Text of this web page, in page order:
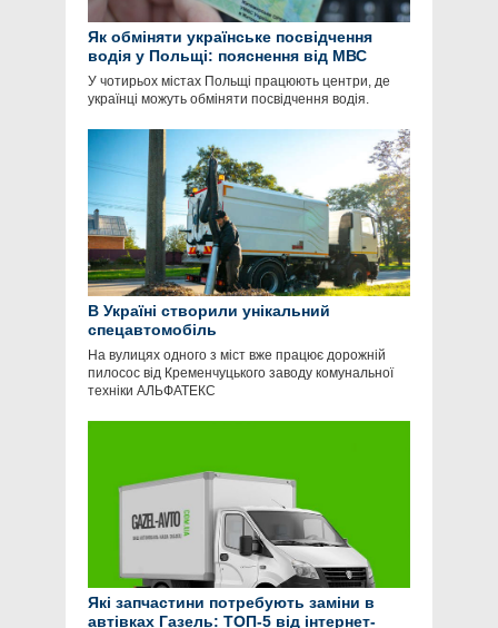
Як обміняти українське посвідчення
водія у Польщі: пояснення від МВС
У чотирьох містах Польщі працюють центри, де
українці можуть обміняти посвідчення водія.
В Україні створили унікальний
спецавтомобіль
На вулицях одного з міст вже працює дорожній
пилосос від Кременчуцького заводу комунальної
техніки АЛЬФАТЕКС
Які запчастини потребують заміни в
автівках Газель: ТОП-5 від інтернет-